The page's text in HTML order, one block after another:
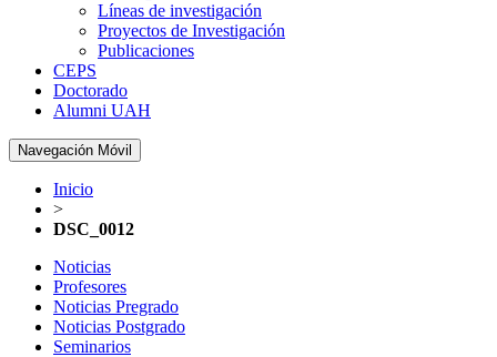
Líneas de investigación
Proyectos de Investigación
Publicaciones
CEPS
Doctorado
Alumni UAH
Navegación Móvil
Inicio
>
DSC_0012
Noticias
Profesores
Noticias Pregrado
Noticias Postgrado
Seminarios